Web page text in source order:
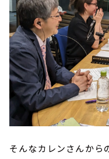
そんなカレンさんから